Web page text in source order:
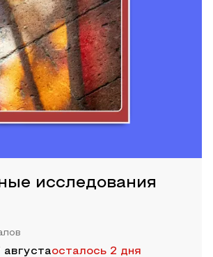
исследования
августаосталось 2 дня